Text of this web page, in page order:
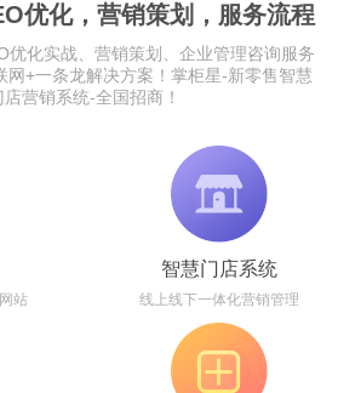
优化，营销策划，服务流程
优化实战、营销策划、企业管理咨询服务
网+一条龙解决方案！掌柜星-新零售智慧
店营销系统-全国招商！
站
智慧门店系统
线上线下一体化营销管理